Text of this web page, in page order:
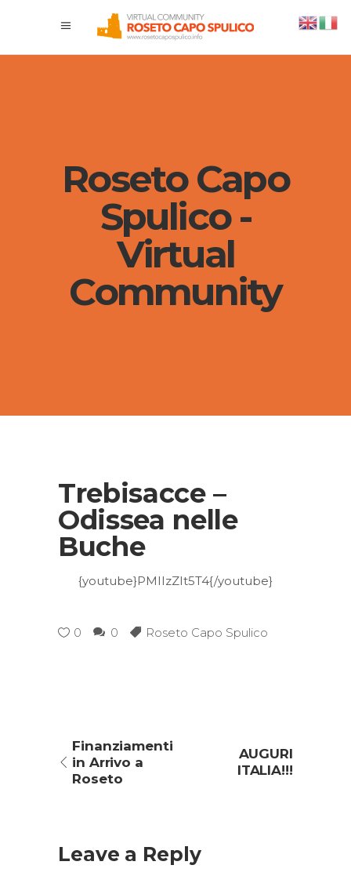
Roseto Capo
Spulico -
Virtual
Community
Trebisacce –
Odissea nelle
Buche
{youtube}PMIIzZIt5T4{/youtube}
0 0 Roseto Capo Spulico
Finanziamenti
in Arrivo a
Roseto
AUGURI
ITALIA!!!
Leave a Reply